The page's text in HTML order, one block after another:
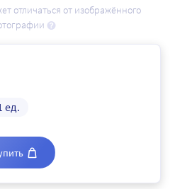
отличаться от изображённого
ед.